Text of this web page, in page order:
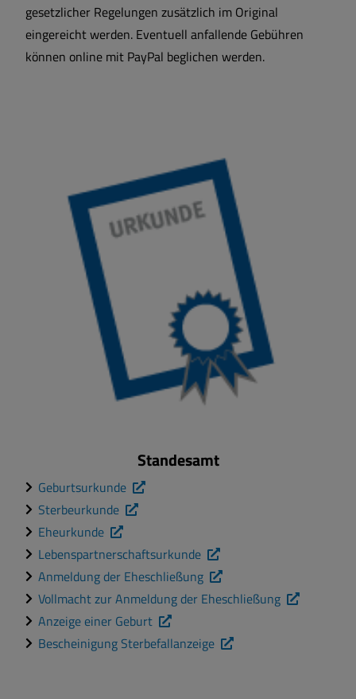
gesetzlicher Regelungen zusätzlich im Original
eingereicht werden. Eventuell anfallende Gebühren
können online mit PayPal beglichen werden.
Standesamt
Geburtsurkunde
Sterbeurkunde
Eheurkunde
Lebenspartnerschaftsurkunde
Anmeldung der Eheschließung
Vollmacht zur Anmeldung der Eheschließung
Anzeige einer Geburt
Bescheinigung Sterbefallanzeige